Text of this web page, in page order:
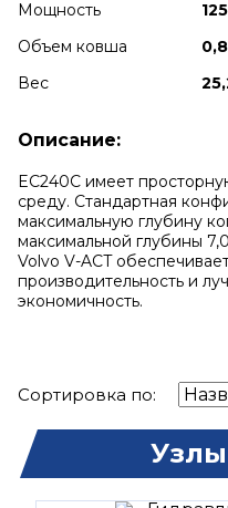
Мощность
Объем ковша
Вес
Описание:
EC240C имеет
среду. Стандартная
максимальную глубину
максимальной глубины
Volvo V-ACT
производительность и
экономичность.
Сортировка по: